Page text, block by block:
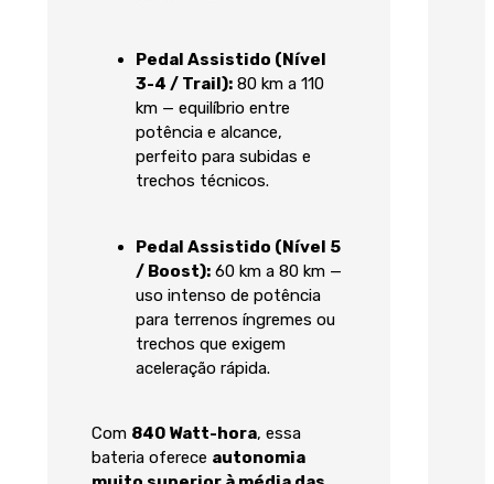
Pedal Assistido (Nível
3-4 / Trail):80 km a 110
km — equilíbrio entre
potência e alcance,
perfeito para subidas e
trechos técnicos.
Pedal Assistido (Nível 5
/ Boost):60 km a 80 km —
uso intenso de potência
para terrenos íngremes ou
trechos que exigem
aceleração rápida.
Com 840 Watt-hora, essa
bateria oferece autonomia